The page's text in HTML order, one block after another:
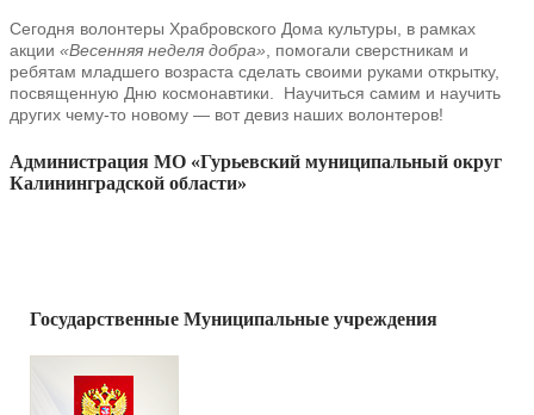
Сегодня волонтеры Храбровского Дома культуры, в рамках
акции «Весенняя неделя добра», помогали сверстникам и
ребятам младшего возраста сделать своими руками открытку,
посвященную Дню космонавтики. Научиться самим и научить
других чему-то новому — вот девиз наших волонтеров!
Администрация МО «Гурьевский муниципальный округ
Калининградской области»
Государственные Муниципальные учреждения